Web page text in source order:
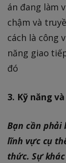
án đang làm
chậm và
cách là công
năng giao
đó
3. Kỹ năng
Bạn cần
lĩnh vực cụ
thức. Sự